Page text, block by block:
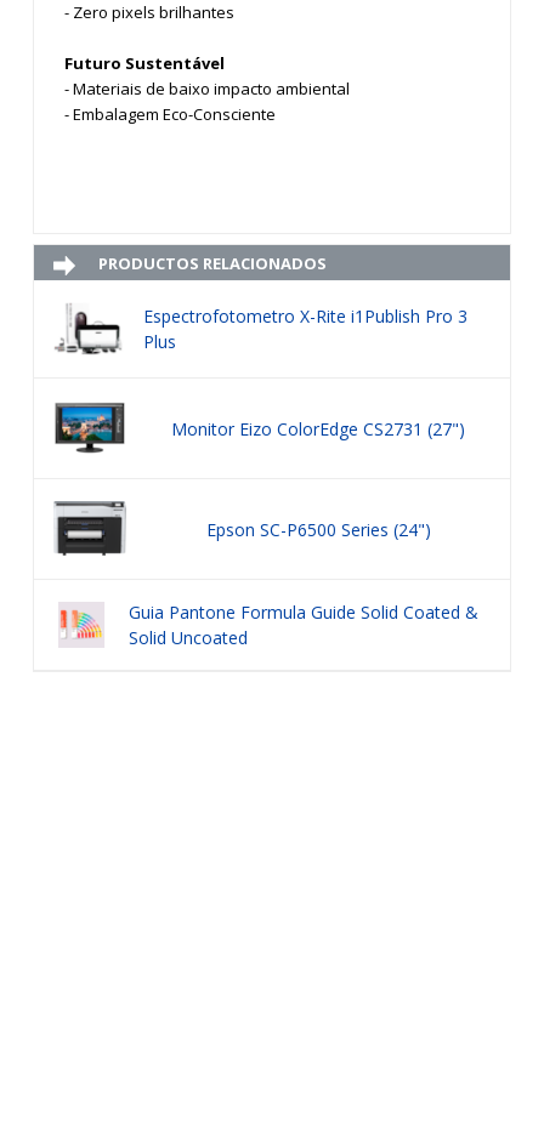
- Zero pixels brilhantes
Futuro Sustentável
- Materiais de baixo impacto ambiental
- Embalagem Eco-Consciente
PRODUCTOS RELACIONADOS
Espectrofotometro X-Rite i1Publish Pro 3
Plus
Monitor Eizo ColorEdge CS2731 (27")
Epson SC-P6500 Series (24")
Guia Pantone Formula Guide Solid Coated &
Solid Uncoated